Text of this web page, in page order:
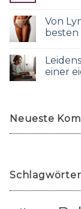
Von
einer
Neueste
Schlagwörter